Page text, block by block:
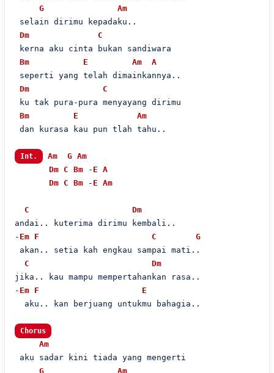
G
Am
selain dirimu kepadaku..
Dm
C
kerna aku cinta bukan sandiwara
Bm
E Am
A
seperti yang telah dimainkannya..
Dm
C
ku tak pura-pura menyayang dirimu
Bm
E
Am
dan kurasa kau pun tlah tahu..
Int. Am G Am
Dm
C Bm - E A
Dm
C Bm - E Am
C
Dm
andai.. kuterima dirimu kembali..
- Em F C
G
akan.. setia kah engkau sampai mati..
C
Dm
jika.. kau mampu mempertahankan rasa..
- Em F
E
  aku.. kan berjuang untukmu bahagia..
Chorus
Am
aku sadar kini tiada yang mengerti
G
Am